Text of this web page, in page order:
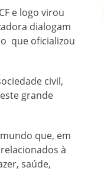
e logo virou
dialogam
que oficializou
civil,
grande
que, em
à
saúde,